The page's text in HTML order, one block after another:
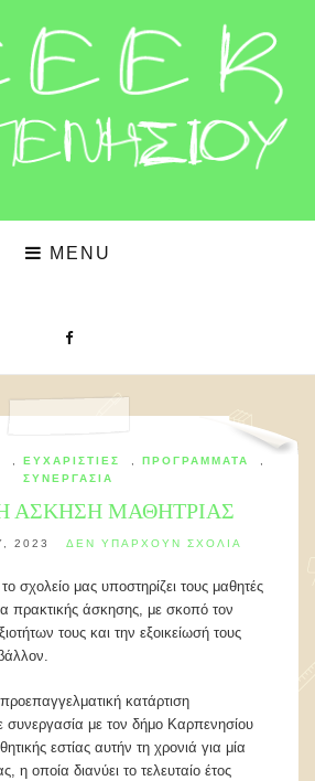
MENU
ΕΥΧΑΡΙΣΤΊΕΣ ΠΡΟΓΡΆΜΜΑΤΑ
ΣΥΝΕΡΓΑΣΊΑ
ΑΣΚΗΣΗ ΜΑΘΗΤΡΙΑΣ
2023 ΔΕΝ ΥΠΆΡΧΟΥΝ ΣΧΌΛΙΑ
σχολείο μας υποστηρίζει τους μαθητές
πρακτικής άσκησης, με σκοπό τον
τους και την εξοικείωσή τους
κατάρτιση
συνεργασία με τον δήμο Καρπενησίου
εστίας αυτήν τη χρονιά για μία
η οποία διανύει το τελευταίο έτος